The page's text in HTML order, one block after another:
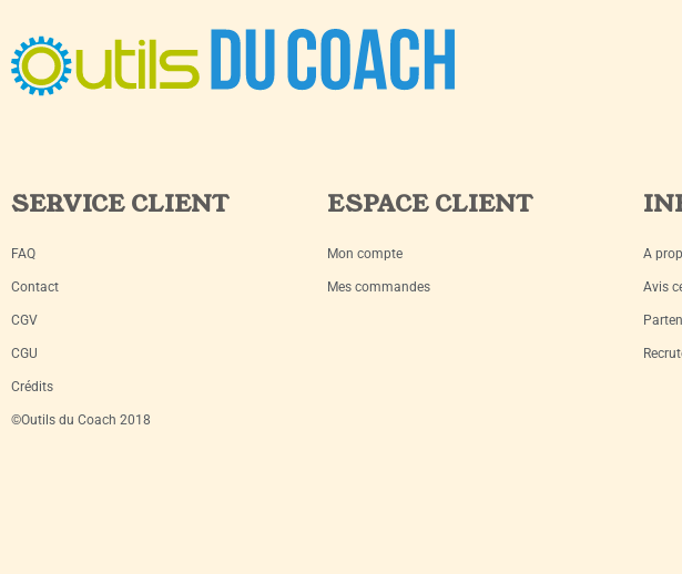
SERVICE CLIENT
FAQ
Contact
CGV
CGU
Crédits
©Outils du Coach 2018
ESPACE CLIENT
Mon compte
Mes commandes
A
Avis